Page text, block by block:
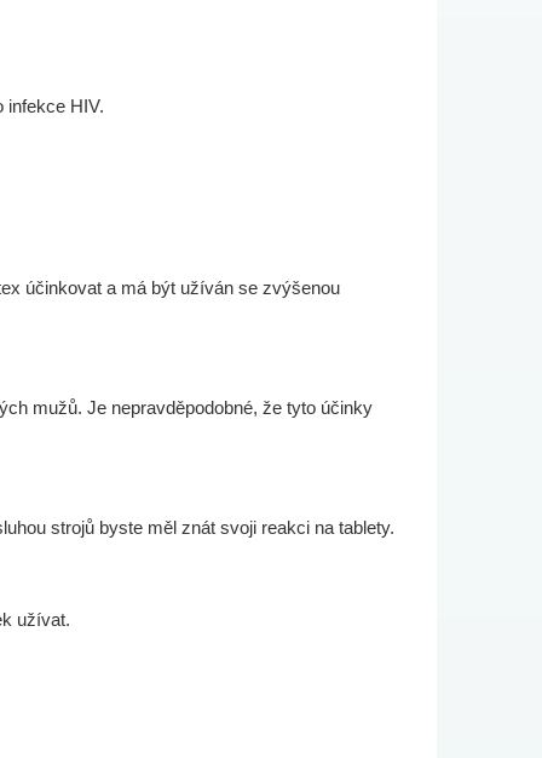
infekce HIV.
účinkovat a má být užíván se zvýšenou
mužů. Je nepravděpodobné, že tyto účinky
strojů byste měl znát svoji reakci na tablety.
užívat.